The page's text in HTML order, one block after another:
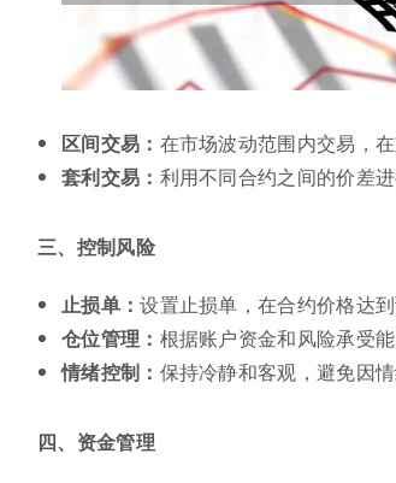
区间交易： 在市场波动范围内交易，
套利交易： 利用不同合约之间的价差进
三、控制风险
止损单：设置止损单，在合约价格达
仓位管理： 根据账户资金和风险承受
情绪控制： 保持冷静和客观，避免因
四、资金管理